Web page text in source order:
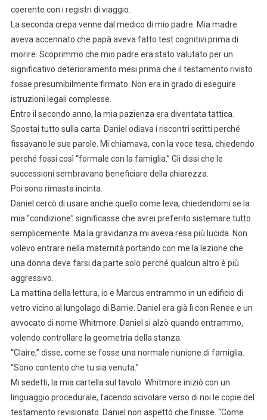
coerente con i registri di viaggio.
La seconda crepa venne dal medico di mio padre. Mia madre
aveva accennato che papà aveva fatto test cognitivi prima di
morire. Scoprimmo che mio padre era stato valutato per un
significativo deterioramento mesi prima che il testamento rivisto
fosse presumibilmente firmato. Non era in grado di eseguire
istruzioni legali complesse.
Entro il secondo anno, la mia pazienza era diventata tattica.
Spostai tutto sulla carta. Daniel odiava i riscontri scritti perché
fissavano le sue parole. Mi chiamava, con la voce tesa, chiedendo
perché fossi così “formale con la famiglia.” Gli dissi che le
successioni sembravano beneficiare della chiarezza.
Poi sono rimasta incinta.
Daniel cercò di usare anche quello come leva, chiedendomi se la
mia “condizione” significasse che avrei preferito sistemare tutto
semplicemente. Ma la gravidanza mi aveva resa più lucida. Non
volevo entrare nella maternità portando con me la lezione che
una donna deve farsi da parte solo perché qualcun altro è più
aggressivo.
La mattina della lettura, io e Marcus entrammo in un edificio di
vetro vicino al lungolago di Barrie. Daniel era già lì con Renee e un
avvocato di nome Whitmore. Daniel si alzò quando entrammo,
volendo controllare la geometria della stanza.
“Claire,” disse, come se fosse una normale riunione di famiglia.
“Sono contento che tu sia venuta.”
Mi sedetti, la mia cartella sul tavolo. Whitmore iniziò con un
linguaggio procedurale, facendo scivolare verso di noi le copie del
testamento revisionato. Daniel non aspettò che finisse. “Come